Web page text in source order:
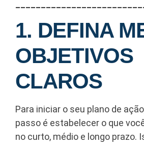
1. DEFINA
OBJETIVOS
CLAROS
Para iniciar o seu plano de
passo é estabelecer o que
no curto, médio e longo prazo.